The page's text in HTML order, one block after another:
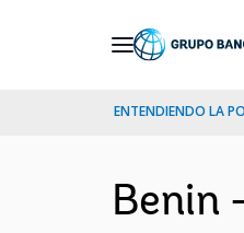
ENTENDIENDO LA
Benin